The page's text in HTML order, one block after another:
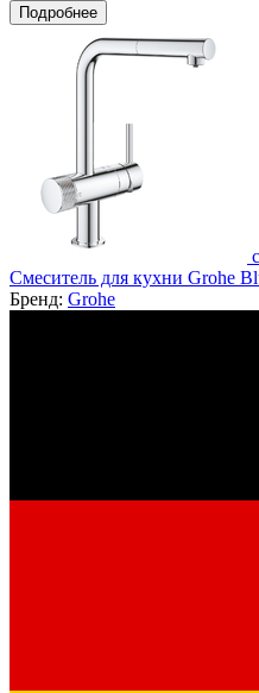
Подробнее
Смеситель для кухни Grohe
Бренд: Grohe